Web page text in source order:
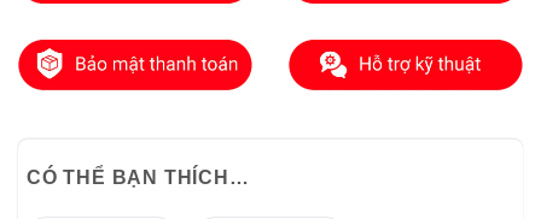
CÓ THỂ BẠN THÍCH…